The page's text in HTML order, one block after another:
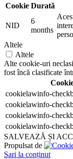
Cookie Durată
NID
6
months
Altele
Altele
Alte cookie-uri
fost încă clasificate
cookielawinfo-
cookielawinfo-
cookielawinfo-
cookielawinfo-
SALVEAZĂ ȘI
Propulsat de
Sari la conținut